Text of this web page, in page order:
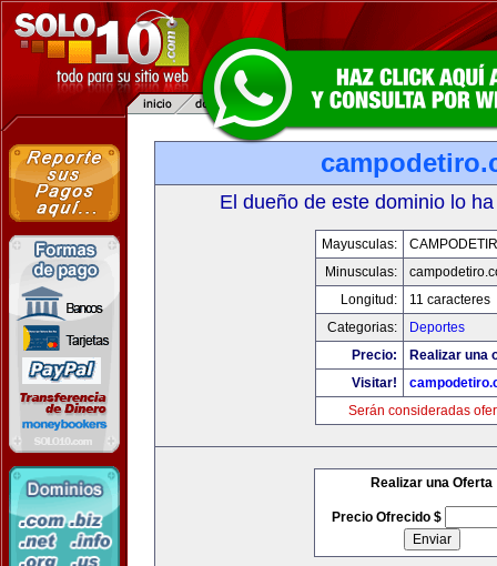
El dueño de este dominio lo
Mayusculas:
Minusculas:
Longitud:
11 caracteres
Categorias:
Deportes
Precio:
Realizar una
Visitar!
Serán consideradas
Realizar una Oferta
Precio Ofrecido $